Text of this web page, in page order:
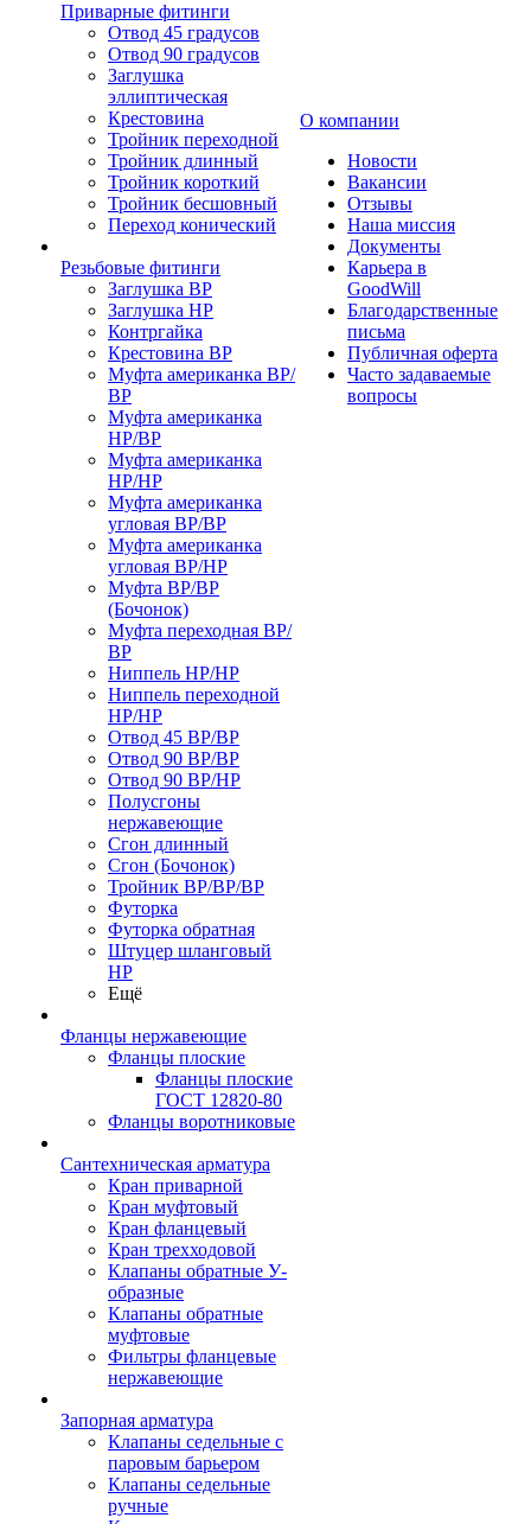
Приварные фитинги
Отвод 45 градусов
Отвод 90 градусов
Заглушка
эллиптическая
Крестовина
Тройник переходной
Тройник длинный
Тройник короткий
Тройник бесшовный
Переход конический
Резьбовые фитинги
Заглушка ВР
Заглушка НР
Контргайка
Крестовина ВР
Муфта американка ВР/
ВР
Муфта американка
НР/ВР
Муфта американка
НР/НР
Муфта американка
угловая ВР/ВР
Муфта американка
угловая ВР/НР
Муфта ВР/ВР
(Бочонок)
Муфта переходная ВР/
ВР
Ниппель НР/НР
Ниппель переходной
НР/НР
Отвод 45 ВР/ВР
Отвод 90 ВР/ВР
Отвод 90 ВР/НР
Полусгоны
нержавеющие
Сгон длинный
Сгон (Бочонок)
Тройник ВР/ВР/ВР
Футорка
Футорка обратная
Штуцер шланговый
НР
Ещё
Фланцы нержавеющие
Фланцы плоские
Фланцы плоские
ГОСТ 12820-80
Фланцы воротниковые
Сантехническая арматура
Кран приварной
Кран муфтовый
Кран фланцевый
Кран трехходовой
Клапаны обратные У-
образные
Клапаны обратные
муфтовые
Фильтры фланцевые
нержавеющие
Запорная арматура
Клапаны седельные с
паровым барьером
Клапаны седельные
ручные
О компании
Новости
Вакансии
Отзывы
Наша миссия
Документы
Карьера в
GoodWill
Благодарственные
письма
Публичная оферта
Часто задаваемые
вопросы